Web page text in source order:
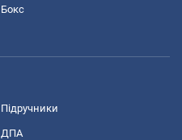
Бокс
Підручники
ДПА